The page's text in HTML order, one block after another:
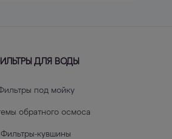
ДЛЯ ВОДЫ
под мойку
обратного осмоса
Фильтры-кувшины